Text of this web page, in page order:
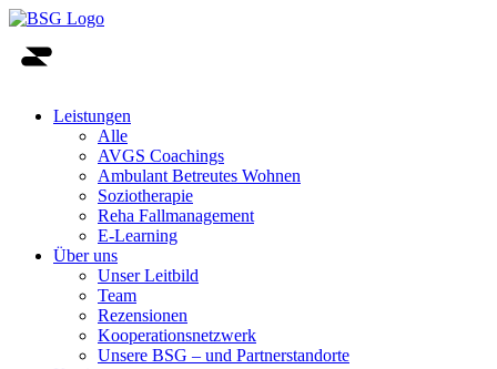
Leistungen
Alle
AVGS Coachings
Ambulant Betreutes Wohnen
Soziotherapie
Reha Fallmanagement
E-Learning
Über uns
Unser Leitbild
Team
Rezensionen
Kooperationsnetzwerk
Unsere BSG – und Partnerstandorte